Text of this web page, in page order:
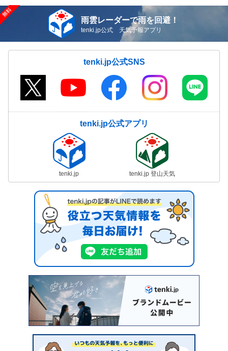
雨雲レーダーで雨を回避！
tenki.jp公式 天気予報アプリ
tenki.jp公式SNS
tenki.jp公式アプリ
tenki.jp tenki.jp 登山天気